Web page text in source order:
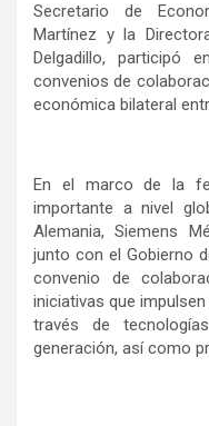
Secretario de
Martínez y la
Delgadillo, participó
convenios de
económica bilateral
En el marco de la
importante a nivel
Alemania, Siemens
junto con el Gobierno
convenio de
iniciativas que
través de
generación, así como